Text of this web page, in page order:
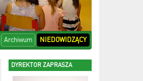
Archiwum NIEDOWIDZĄCY
DYREKTOR ZAPRASZA